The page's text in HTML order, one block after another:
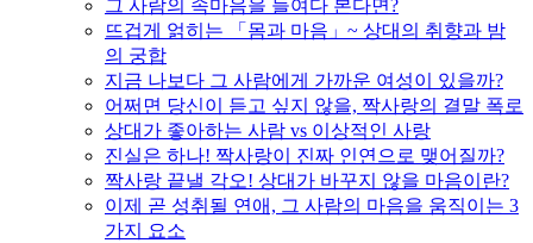
그 사람의 속마음을 들여다 본다면?
뜨겁게 얽히는 「몸과 마음」~ 상대의 취향과 밤
의 궁합
지금 나보다 그 사람에게 가까운 여성이 있을까?
어쩌면 당신이 듣고 싶지 않을, 짝사랑의 결말 폭로
상대가 좋아하는 사람 vs 이상적인 사랑
진실은 하나! 짝사랑이 진짜 인연으로 맺어질까?
짝사랑 끝낼 각오! 상대가 바꾸지 않을 마음이란?
이제 곧 성취될 연애, 그 사람의 마음을 움직이는 3
가지 요소